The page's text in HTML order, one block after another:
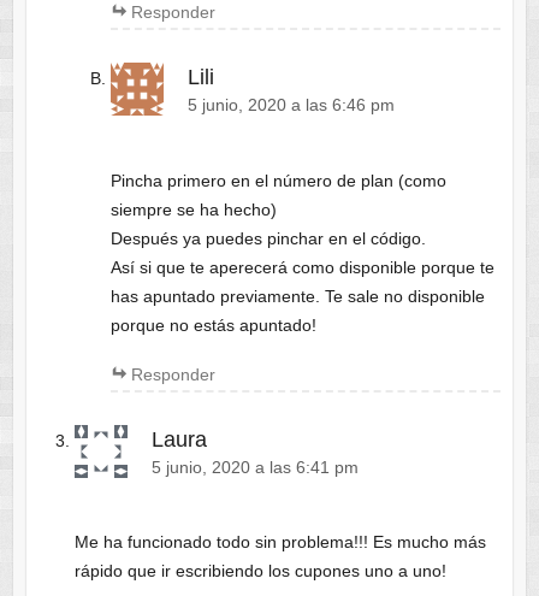
Responder
Lili
5 junio, 2020 a las 6:46 pm
Pincha primero en el número de plan (como
siempre se ha hecho)
Después ya puedes pinchar en el código.
Así si que te aperecerá como disponible porque te
has apuntado previamente. Te sale no disponible
porque no estás apuntado!
Responder
Laura
5 junio, 2020 a las 6:41 pm
Me ha funcionado todo sin problema!!! Es mucho más
rápido que ir escribiendo los cupones uno a uno!